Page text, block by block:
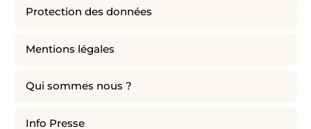
Protection des données
Mentions légales
Qui sommes nous ?
Info Presse